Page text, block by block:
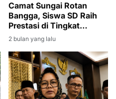
Camat Sungai Rotan
Bangga, Siswa SD Raih
Prestasi di Tingkat
Kabupaten
2 bulan yang lalu